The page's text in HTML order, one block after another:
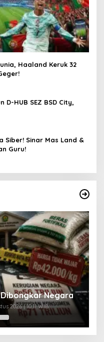
Haaland Keruk 32
D-HUB SEZ BSD City,
Siber! Sinar Mas Land &
Guru!
Negara
2026 | 10:11 WIB